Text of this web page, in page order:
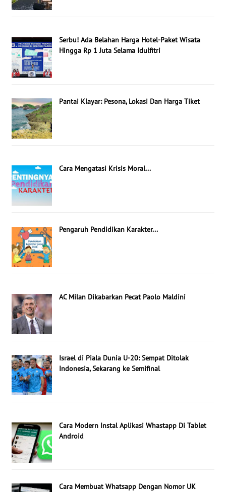
Serbu! Ada Belahan Harga Hotel-Paket Wisata
Hingga Rp 1 Juta Selama Idulfitri
Pantai Klayar: Pesona, Lokasi Dan Harga Tiket
Cara Mengatasi Krisis Moral...
Pengaruh Pendidikan Karakter...
AC Milan Dikabarkan Pecat Paolo Maldini
Israel di Piala Dunia U-20: Sempat Ditolak
Indonesia, Sekarang ke Semifinal
Cara Modern Instal Aplikasi Whastapp Di Tablet
Android
Cara Membuat Whatsapp Dengan Nomor UK